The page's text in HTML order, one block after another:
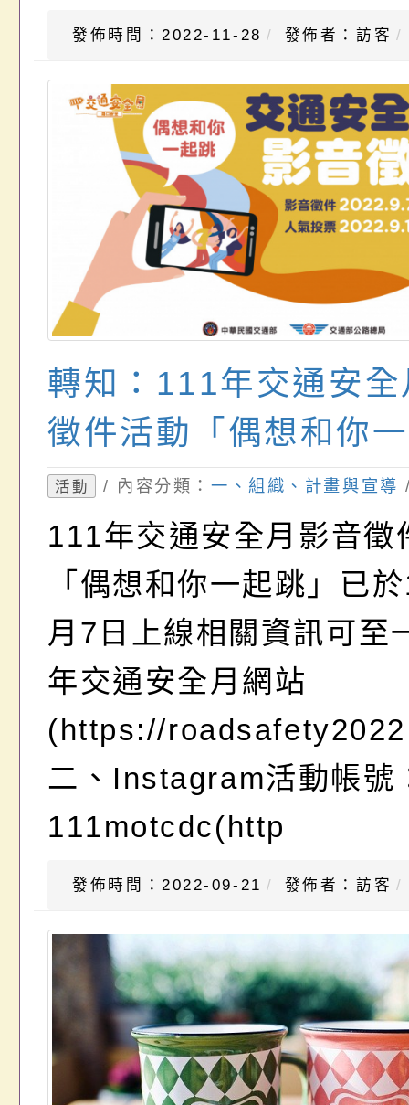
發佈時間：2022-11-28 發佈者：訪客
轉知：111年交通安
徵件活動「偶想和你
活動 / 內容分類：一、組織、計畫與宣導
111年交通安全月影音徵
「偶想和你一起跳」已
月7日上線相關資訊可至
年交通安全月網站
(https://
二、Instagram活動帳號
111motcdc(http
發佈時間：2022-09-21 發佈者：訪客